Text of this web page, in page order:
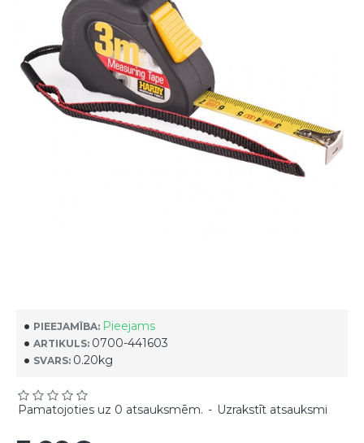
PIEEJAMĪBA: Pieejams
ARTIKULS: 0700-441603
SVARS: 0.20kg
Pamatojoties uz 0 atsauksmēm. - Uzrakstīt atsauksmi